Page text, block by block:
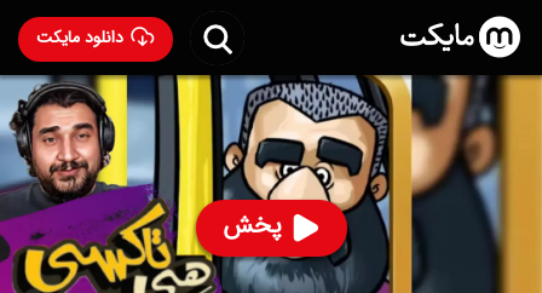
دانلود مایکت
پخش
استریم هی تاکسی - سعید اسپارک ساخت 1403
۲۹۶ 55%
ساخت ایران سال 1403
رده سنی ۱۳+